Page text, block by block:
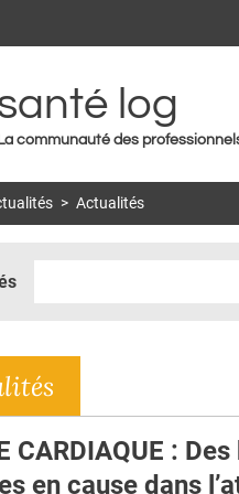
log
La communauté des
> Actualités
CARDIAQUE :
en cause dans